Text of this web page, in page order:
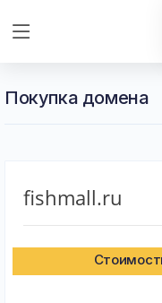
Покупка домена
fishmall.ru